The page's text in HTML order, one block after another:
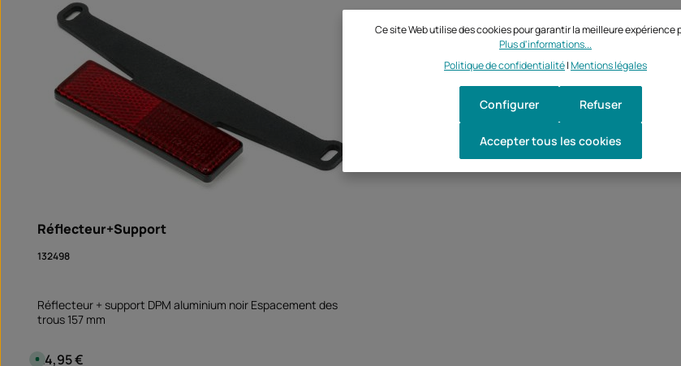
Réflecteur+Support
132498
Réflecteur + support DPM aluminium noir Espacement des
trous 157 mm
Prix régulier :
D24,95 €
Ce site Web utilise des cookies pour garantir la meilleure expérience
Plus d'informations...
Politique de confidentialité|Mentions légales
Refuser
Configurer
Accepter tous les cookies